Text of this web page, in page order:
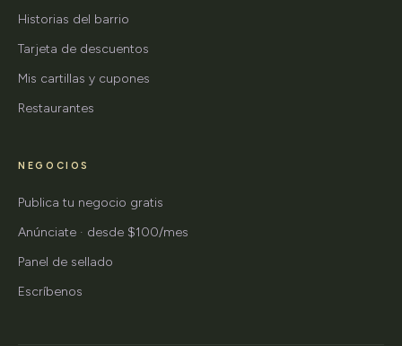
Historias del barrio
Tarjeta de descuentos
Mis cartillas y cupones
Restaurantes
NEGOCIOS
Publica tu negocio gratis
Anúnciate · desde $100/mes
Panel de sellado
Escríbenos